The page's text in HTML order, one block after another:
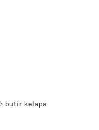
butir kelapa